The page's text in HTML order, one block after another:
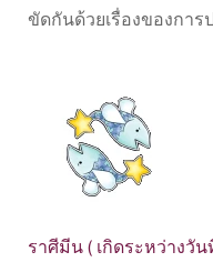
ขัดกันด้วยเรื่องของการ
ราศีมีน ( เกิดระหว่างวั